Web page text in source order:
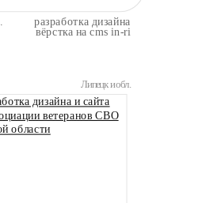
разработка дизайна
вёрстка на cms in-ri
Липецк и обл.